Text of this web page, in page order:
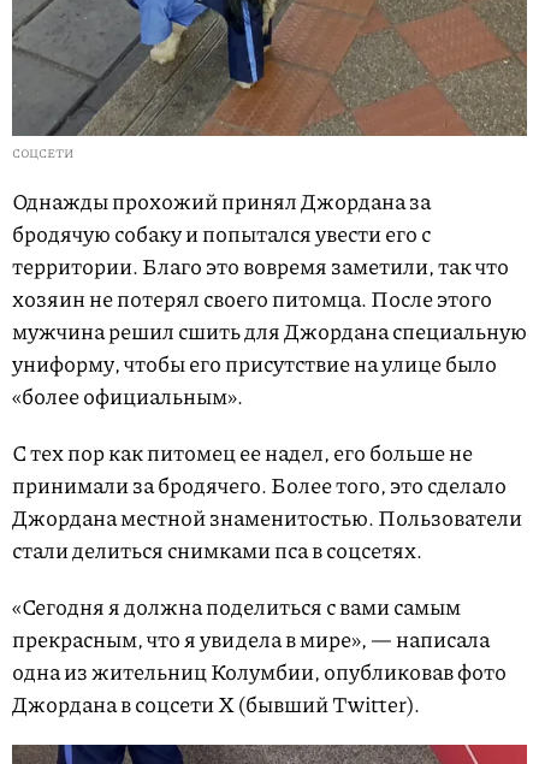
СОЦСЕТИ
Однажды прохожий принял Джордана за
бродячую собаку и попытался увести его с
территории. Благо это вовремя заметили, так что
хозяин не потерял своего питомца. После этого
мужчина решил сшить для Джордана специальную
униформу, чтобы его присутствие на улице было
«более официальным».
С тех пор как питомец ее надел, его больше не
принимали за бродячего. Более того, это сделало
Джордана местной знаменитостью. Пользователи
стали делиться снимками пса в соцсетях.
«Сегодня я должна поделиться с вами самым
прекрасным, что я увидела в мире», — написала
одна из жительниц Колумбии, опубликовав фото
Джордана в соцсети X (бывший Twitter).